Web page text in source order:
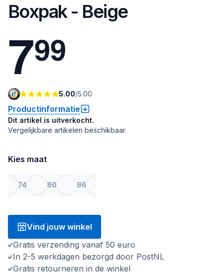
Boxpak - Beige
799
5.00/5.00
Productinformatie
Dit artikel is uitverkocht.
Vergelijkbare artikelen beschikbaar.
Kies maat
74 80 86
Vind jouw winkel
Gratis verzending vanaf 50 euro
In 2-5 werkdagen bezorgd door PostNL
Gratis retourneren in de winkel